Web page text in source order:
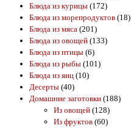
Блюда из курицы (172)
Блюда из морепродуктов (18)
Блюда из мяса (201)
Блюда из овощей (133)
Блюда из птицы (6)
Блюда из рыбы (101)
Блюда из яиц (10)
Десерты (40)
Домашние заготовки (188)
Из овощей (128)
Из фруктов (60)